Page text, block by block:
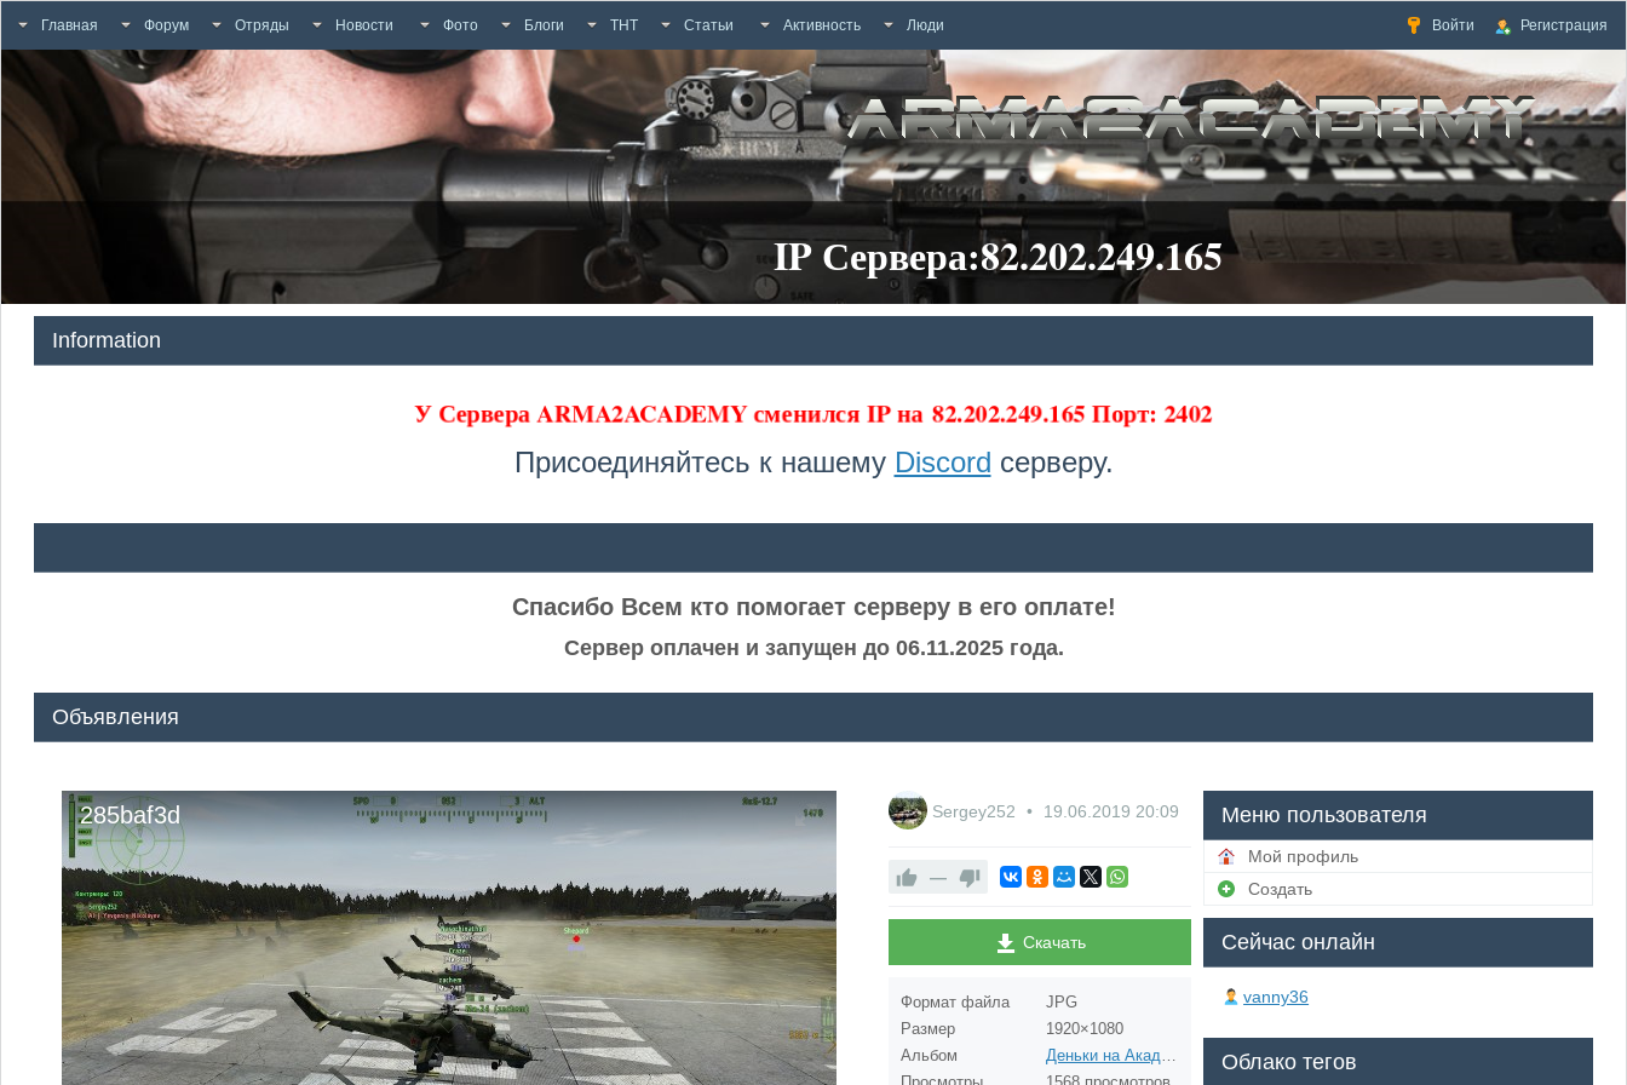
Главная Форум Отряды Новости Фото Блоги ТНТ Статьи Активность Люди Войти Регистрация
IP Сервера:82.202.249.165
Information
У Сервера ARMA2ACADEMY сменился IP на82.202.249.165 Порт: 2402
Присоединяйтесь к нашему Discord серверу.
Спасибо Всем кто помогает серверу в его оплате!
Сервер оплачен и запущен до 06.11.2025 года.
Объявления
285baf3d Sergey252 19.06.2019 20:09
—
Скачать
Формат файла
JPG
Размер
1920×1080
Альбом
Деньки на Академии
Меню пользователя
Мой профиль
Создать
Сейчас онлайн
vanny36
Облако тегов